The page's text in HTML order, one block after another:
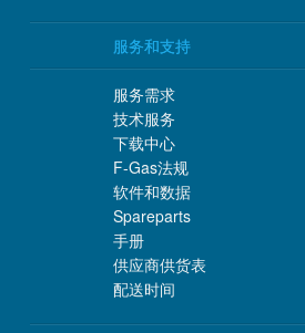
服务和支持
服务需求
技术服务
下载中心
F-Gas法规
软件和数据
Spareparts
手册
供应商供货表
配送时间